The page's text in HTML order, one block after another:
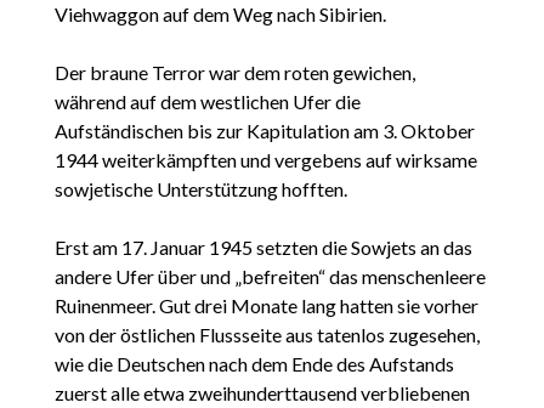
Viehwaggon auf dem Weg nach Sibirien.
Der braune Terror war dem roten gewichen,
während auf dem westlichen Ufer die
Aufständischen bis zur Kapitulation am 3. Oktober
1944 weiterkämpften und vergebens auf wirksame
sowjetische Unterstützung hofften.
Erst am 17. Januar 1945 setzten die Sowjets an das
andere Ufer über und „befreiten“ das menschenleere
Ruinenmeer. Gut drei Monate lang hatten sie vorher
von der östlichen Flussseite aus tatenlos zugesehen,
wie die Deutschen nach dem Ende des Aufstands
zuerst alle etwa zweihunderttausend verbliebenen